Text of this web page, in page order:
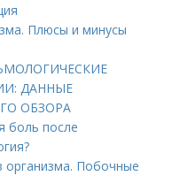
Плюсы и минусы
ДАННЫЕ
ОБЗОРА
боль после
организма. Побочные